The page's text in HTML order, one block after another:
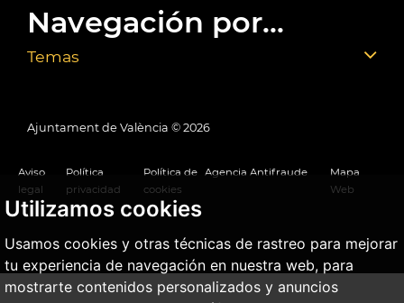
Utilizamos cookies
Usamos cookies y otras técnicas de rastreo para mejorar
tu experiencia de navegación en nuestra web, para
mostrarte contenidos personalizados y anuncios
Navegación por...
Temas
Ajuntament de València © 2026
Aviso
legal
Política
privacidad
Política de
cookies
Agencia Antifraude
Mapa
Web